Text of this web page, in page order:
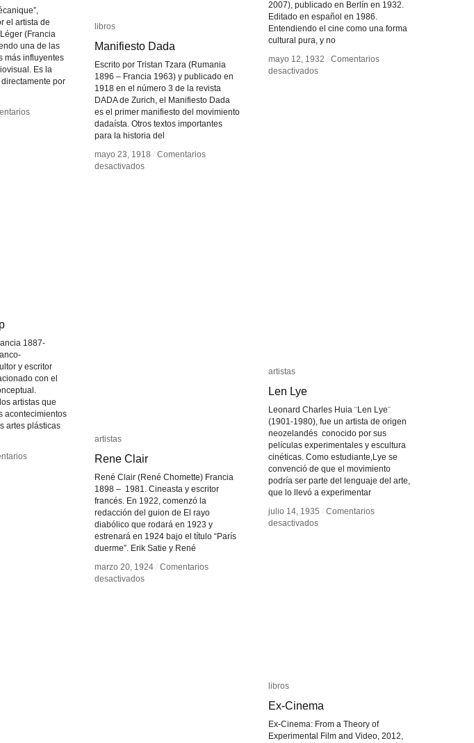
2007), publicado en Berlín en 1932.
Editado en español en 1986.
Entendiendo el cine como una forma
cultural pura, y no
mayo 12, 1932 / Comentarios
desactivadosen
mayo 12, 1932 / Comentarios
desactivadosen
el artista de
(Francia
una de las
más influyentes
Es la
por
libros
Manifiesto Dada
Escrito por Tristan Tzara (Rumania
1896 – Francia 1963) y publicado en
1918 en el número 3 de la revista
DADA de Zurich, el Manifiesto Dada
es el primer manifiesto del movimiento
dadaísta. Otros textos importantes
para la historia del
mayo 23, 1918 / Comentarios
desactivadosen
libros
Manifiesto Dada
mayo 23, 1918 / Comentarios
desactivadosen
1887-
y escritor
con el
artistas que
acontecimientos
artes plásticas
artistas
Len Lye
Leonard Charles Huia ¨Len Lye¨
(1901-1980), fue un artista de origen
neozelandés conocido por sus
películas experimentales y escultura
cinéticas. Como estudiante,Lye se
convenció de que el movimiento
podría ser parte del lenguaje del arte,
que lo llevó a experimentar
julio 14, 1935 / Comentarios
desactivadosen
artistas
Len Lye
julio 14, 1935 / Comentarios
desactivadosen
artistas
Rene Clair
René Clair (René Chomette) Francia
1898 – 1981. Cineasta y escritor
francés. En 1922, comenzó la
redacción del guion de El rayo
diabólico que rodará en 1923 y
estrenará en 1924 bajo el título “París
duerme”. Erik Satie y René
marzo 20, 1924 / Comentarios
desactivadosen
artistas
Rene Clair
marzo 20, 1924 / Comentarios
desactivadosen
libros
Ex-Cinema
Ex-Cinema: From a Theory of
Experimental Film and Video, 2012,
libros
Ex-Cinema